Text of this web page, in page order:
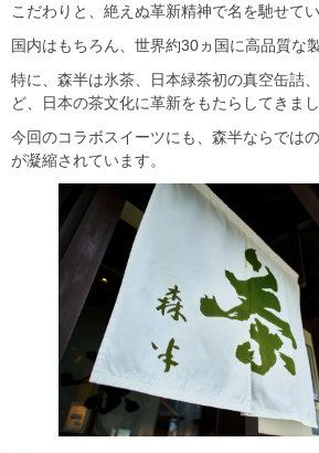
こだわりと、絶えぬ革新精神で名を馳せてい
国内はもちろん、世界約30ヵ国に高品質な
特に、森半は氷茶、日本緑茶初の真空缶詰
ど、日本の茶文化に革新をもたらしてきまし
今回のコラボスイーツにも、森半ならでは
が凝縮されています。